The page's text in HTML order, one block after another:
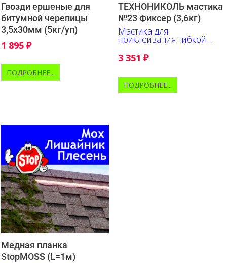
Гвозди ершеные для
битумной черепицы
3,5х30мм (5кг/уп)
1 895 ₽
ПОДРОБНЕЕ...
ТЕХНОНИКОЛЬ мастика
№23 Фиксер (3,6кг)
Мастика для
приклеивания гибкой
черепицы
3 351 ₽
ПОДРОБНЕЕ...
Медная планка
StopMOSS (L=1м)